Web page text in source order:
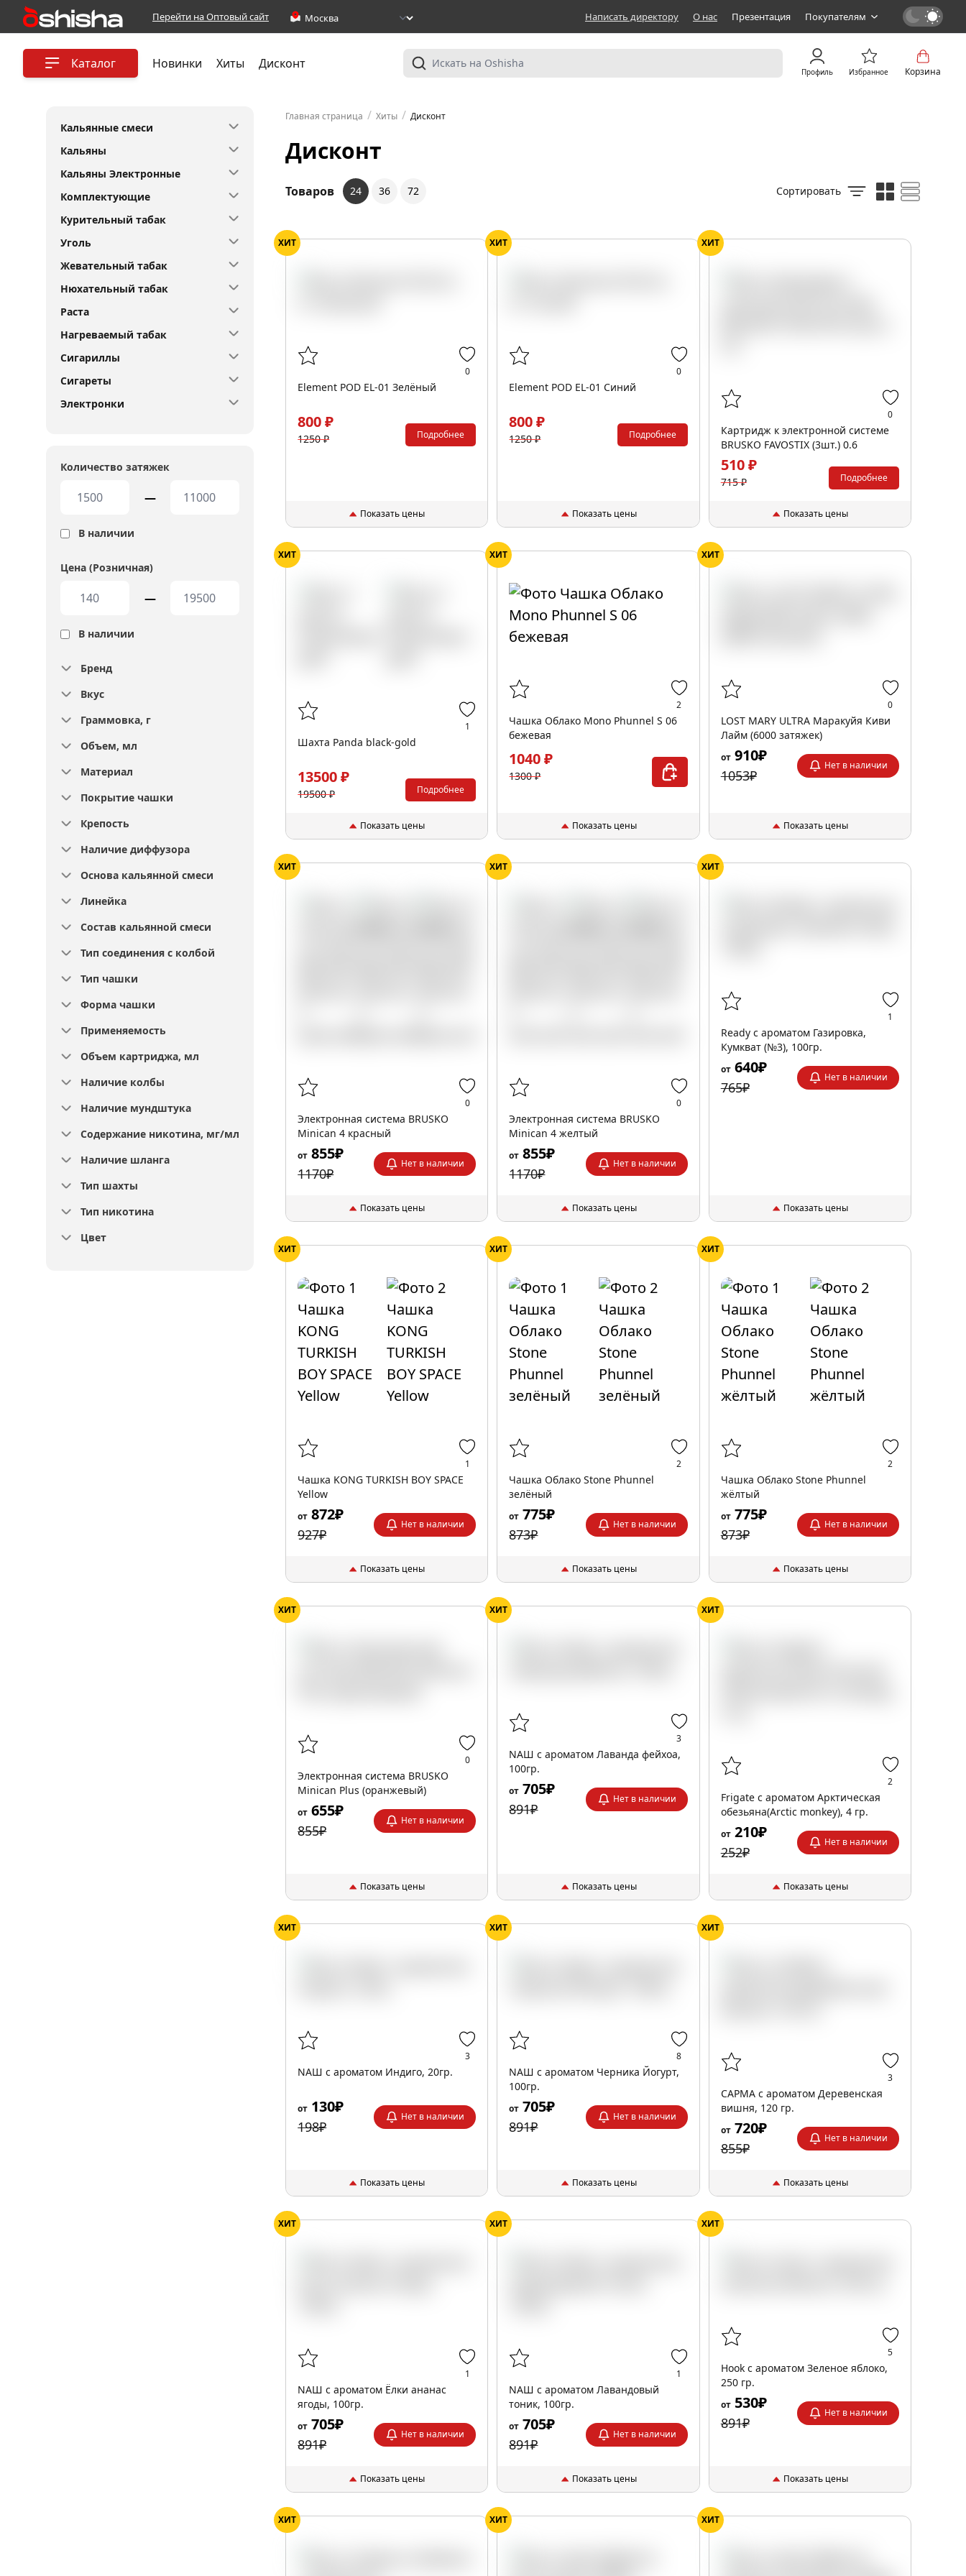
Перейти на Оптовый сайт Написать директору О нас Презентация Покупателям
Каталог Новинки Хиты Дисконт
Профиль Избранное Корзина
Кальянные смеси
Кальяны
Кальяны Электронные
Комплектующие
Курительный табак
Уголь
Жевательный табак
Нюхательный табак
Раста
Нагреваемый табак
Сигариллы
Сигареты
Электронки
Количество затяжек
—
В наличии
Цена (Розничная)
—
В наличии
Бренд
Вкус
Граммовка, г
Объем, мл
Материал
Покрытие чашки
Крепость
Наличие диффузора
Основа кальянной смеси
Линейка
Состав кальянной смеси
Тип соединения с колбой
Тип чашки
Форма чашки
Применяемость
Объем картриджа, мл
Наличие колбы
Наличие мундштука
Содержание никотина, мг/мл
Наличие шланга
Тип шахты
Тип никотина
Цвет
Главная страница / Хиты / Дисконт
Дисконт
Товаров 24 36 72 Сортировать
ХИТ
0
Element POD EL-01 Зелёный
800 ₽
1250 ₽ Подробнее
Показать цены
ХИТ
0
Element POD EL-01 Синий
800 ₽
1250 ₽ Подробнее
Показать цены
ХИТ
0
Картридж к электронной системе
BRUSKO FAVOSTIX (3шт.) 0.6
510 ₽
715 ₽ Подробнее
Показать цены
ХИТ
1
Шахта Panda black-gold
13500 ₽
19500 ₽ Подробнее
Показать цены
ХИТ
2
Чашка Облако Mono Phunnel S 06
бежевая
1040 ₽
1300 ₽
Показать цены
ХИТ
0
LOST MARY ULTRA Маракуйя Киви
Лайм (6000 затяжек)
от910₽
1053₽
Нет в наличии
Показать цены
ХИТ
0
Электронная система BRUSKO
Minican 4 красный
от 855₽
1170₽
Нет в наличии
Показать цены
ХИТ
0
Электронная система BRUSKO
Minican 4 желтый
от 855₽
1170₽
Нет в наличии
Показать цены
ХИТ
1
Ready с ароматом Газировка,
Кумкват (№3), 100гр.
от640₽
765₽
Нет в наличии
Показать цены
ХИТ
1
Чашка KONG TURKISH BOY SPACE
Yellow
от 872₽
927₽
Нет в наличии
Показать цены
ХИТ
2
Чашка Облако Stone Phunnel
зелёный
от 775₽
873₽
Нет в наличии
Показать цены
ХИТ
2
Чашка Облако Stone Phunnel
жёлтый
от775₽
873₽
Нет в наличии
Показать цены
ХИТ
0
Электронная система BRUSKO
Minican Plus (оранжевый)
от 655₽
855₽
Нет в наличии
Показать цены
ХИТ
3
NАШ с ароматом Лаванда фейхоа,
100гр.
от 705₽
891₽
Нет в наличии
Показать цены
ХИТ
2
Frigate с ароматом Арктическая
обезьяна(Arctic monkey), 4 гр.
от210₽
252₽
Нет в наличии
Показать цены
ХИТ
3
NАШ с ароматом Индиго, 20гр.
от 130₽
198₽
Нет в наличии
Показать цены
ХИТ
8
NАШ с ароматом Черника Йогурт,
100гр.
от 705₽
891₽
Нет в наличии
Показать цены
ХИТ
3
САРМА с ароматом Деревенская
вишня, 120 гр.
от720₽
855₽
Нет в наличии
Показать цены
ХИТ
1
NАШ с ароматом Ёлки ананас
ягоды, 100гр.
от 705₽
891₽
Нет в наличии
Показать цены
ХИТ
1
NАШ с ароматом Лавандовый
тоник, 100гр.
от 705₽
891₽
Нет в наличии
Показать цены
ХИТ
5
Hook с ароматом Зеленое яблоко,
250 гр.
от530₽
891₽
Нет в наличии
Показать цены
ХИТ ХИТ ХИТ